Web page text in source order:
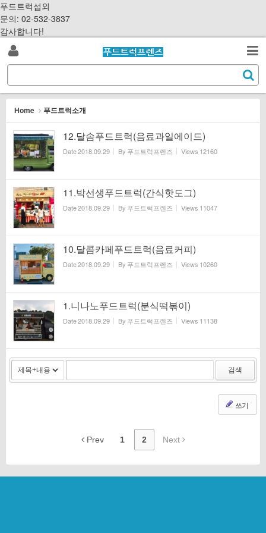
푸드트럭섭외
문의: 02-532-3837
감사합니다!
S
k
i
o
로
검
색
e
a
c
Home 푸드트럭소개
12.달솜푸드트럭(음료과일에이드)
Date2018.09.29 By 푸드트럭프렌즈 Views 12160
11.박선생푸드트럭(간식핫도그)
Date2018.09.29 By 푸드트럭프렌즈 Views 11047
10.달콤카페푸드트럭(음료커피)
Date2018.09.29 By 푸드트럭프렌즈 Views 10260
1.니나노푸드트럭(분식떡볶이)
Date2018.09.29 By 푸드트럭프렌즈 Views 11138
검색
쓰기
Prev 1 2 Next